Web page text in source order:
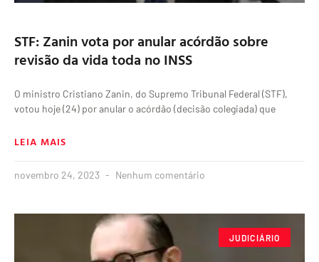
STF: Zanin vota por anular acórdão sobre
revisão da vida toda no INSS
O ministro Cristiano Zanin, do Supremo Tribunal Federal (STF),
votou hoje (24) por anular o acórdão (decisão colegiada) que
LEIA MAIS
novembro 24, 2023 Nenhum comentário
JUDICIÁRIO